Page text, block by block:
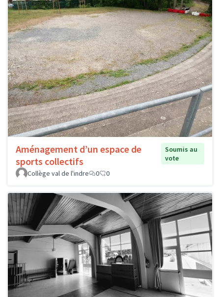
Aménagement d’un espace de
sports collectifs
Soumis au
vote
Collège val de l'indre
0 0